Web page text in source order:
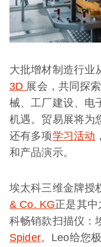
大批增材制造行业
3D 展会，共同探
械、工厂建设、电
机遇。贸易展将为
还有多项学习活动
和产品演示。
埃太科三维金牌授
& Co. KG正是其
科畅销款扫描仪：
Spider。Leo给您